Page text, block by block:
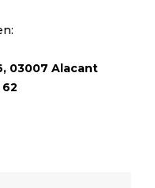
03007 Alacant